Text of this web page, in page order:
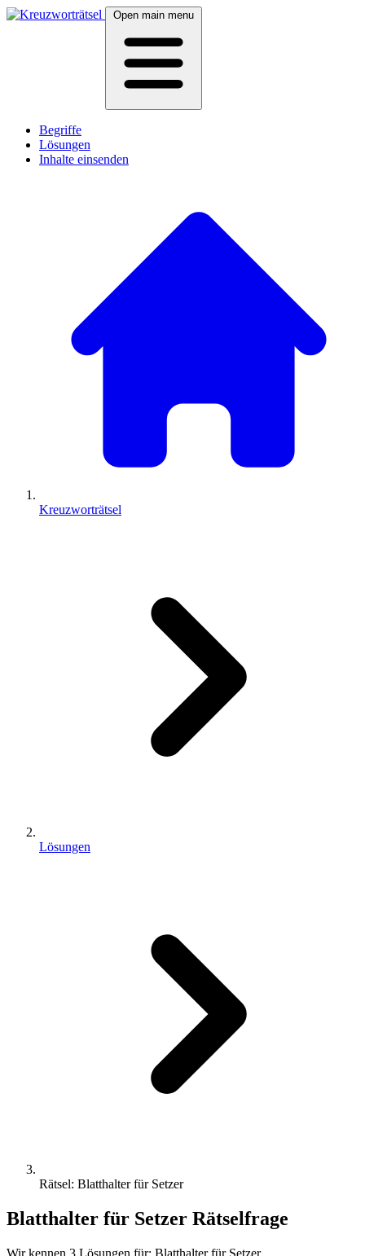
Open main menu
Begriffe
Lösungen
Inhalte einsenden
Kreuzworträtsel
Lösungen
Rätsel: Blatthalter für Setzer
Blatthalter für Setzer Rätselfrage
Wir kennen 3 Lösungen für: Blatthalter für Setzer